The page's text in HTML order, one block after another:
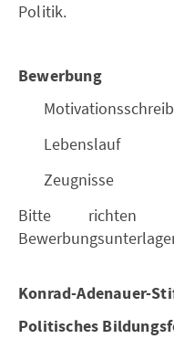
Politik.
Bewerbung
Lebenslauf
Zeugnisse
Bitte richten
Konrad-Adenauer-
Politisches